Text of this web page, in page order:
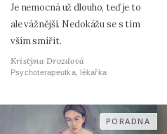
Je nemocná už dlouho, teď je to
ale vážnější. Nedokážu se s tím
vším smířit.
Kristýna Drozdová
Psychoterapeutka, lékařka
PORADNA